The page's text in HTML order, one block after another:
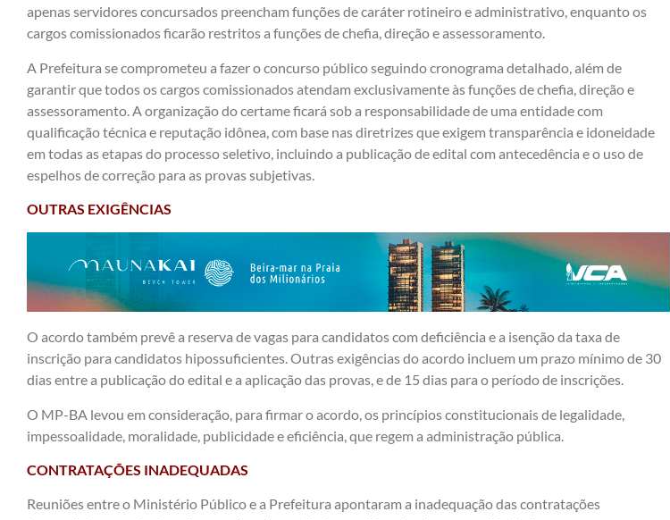
apenas servidores concursados preencham funções de caráter rotineiro e administrativo, enquanto os
cargos comissionados ficarão restritos a funções de chefia, direção e assessoramento.
A Prefeitura se comprometeu a fazer o concurso público seguindo cronograma detalhado, além de
garantir que todos os cargos comissionados atendam exclusivamente às funções de chefia, direção e
assessoramento. A organização do certame ficará sob a responsabilidade de uma entidade com
qualificação técnica e reputação idônea, com base nas diretrizes que exigem transparência e idoneidade
em todas as etapas do processo seletivo, incluindo a publicação de edital com antecedência e o uso de
espelhos de correção para as provas subjetivas.
OUTRAS EXIGÊNCIAS
O acordo também prevê a reserva de vagas para candidatos com deficiência e a isenção da taxa de
inscrição para candidatos hipossuficientes. Outras exigências do acordo incluem um prazo mínimo de 30
dias entre a publicação do edital e a aplicação das provas, e de 15 dias para o período de inscrições.
O MP-BA levou em consideração, para firmar o acordo, os princípios constitucionais de legalidade,
impessoalidade, moralidade, publicidade e eficiência, que regem a administração pública.
CONTRATAÇÕES INADEQUADAS
Reuniões entre o Ministério Público e a Prefeitura apontaram a inadequação das contratações